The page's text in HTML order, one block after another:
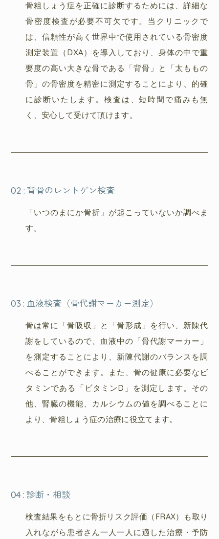
骨粗しょう症を正確に診断するためには、詳細な
骨密度検査が必要不可欠です。当クリニックで
は、信頼性が高く世界中で使用されている骨密度
測定装置（DXA）を導入しており、身体の中で重
要度の高い大きな骨である「背骨」と「太ももの
骨」の骨密度を精密に測定することにより、的確
に診断いたします。検査は、短時間で痛みも無
く、安心して受けて頂けます。
02 : 背骨のレントゲン検査
「いつのまにか骨折」が起こっていないか調べま
す。
03 : 血液検査（骨代謝マーカー測定）
骨は常に「骨吸収」と「骨形成」を行い、新陳代
謝をしているので、血液中の「骨代謝マーカー」
を測定することにより、新陳代謝のバランスを調
べることができます。また、骨の健康に必要なビ
タミンである「ビタミンD」を測定します。その
他、腎臓の機能、カルシウムの値を調べることに
より、骨粗しょう症の治療に役立てます。
04 : 診断・相談
検査結果をもとに骨折リスク評価（FRAX）も取り
入れながら患者さん一人一人に適した治療・予防